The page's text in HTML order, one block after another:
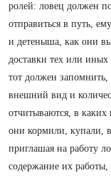
ролей: ловец должен
отправиться в путь,
и детеныша, как они
доставки тех или иных
тот должен
внешний вид и
отчитываются, в каких
они кормили, купали,
приглашая на работу
содержание их работы,